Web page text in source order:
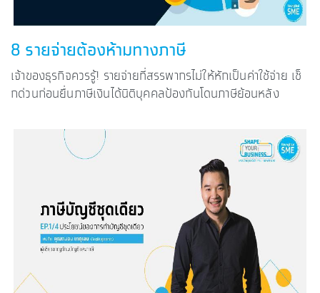
8 รายจ่ายต้องห้ามทางภาษี
เจ้าของธุรกิจควรรู้! รายจ่ายที่สรรพากรไม่ให้หักเป็นค่าใช้จ่าย เช็
กด่วนก่อนยื่นภาษีเงินได้นิติบุคคลป้องกันโดนภาษีย้อนหลัง